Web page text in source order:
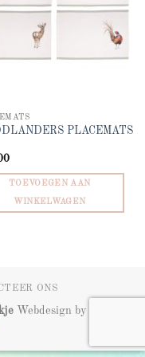
PLACEMATS
TOEVOEGEN AAN
WINKELWAGEN
ONS
Webdesign by